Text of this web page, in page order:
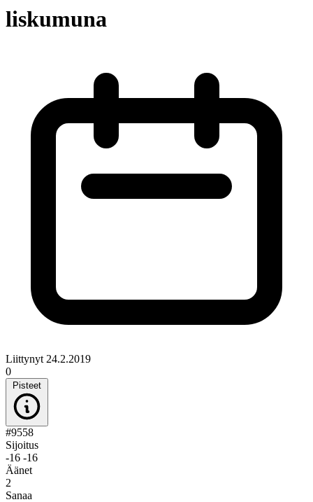
liskumuna
Liittynyt 24.2.2019
0
Pisteet
#9558
Sijoitus
-16 -16
Äänet
2
Sanaa